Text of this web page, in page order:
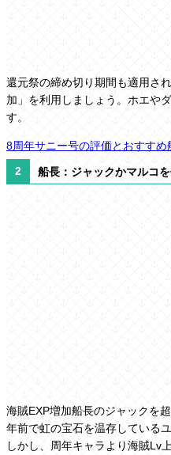
還元祭の締め切り期間も適用さ
加」 を利用しましょう。ホエや
す。
8周年サニー号の評価とおすすめ
船長：ジャックかマルコを
海賊EXP増加船長のジャックを
年前で虹の宝石を温存している
しかし、周年キャラより海賊Lv